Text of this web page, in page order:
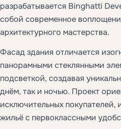
разрабатывается Binghatti
собой современное
архитектурного мастерства.
Фасад здания отличается
панорамными стеклянными
подсветкой, создавая
днём, так и ночью. Проект
исключительных
жильё с первоклассными